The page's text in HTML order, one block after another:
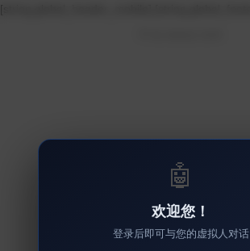
[string global_header_mobile]
🤖
欢迎您！
登录后即可与您的虚拟人对话